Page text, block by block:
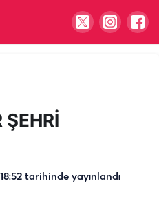
ŞEHRİ
tarihinde yayınlandı